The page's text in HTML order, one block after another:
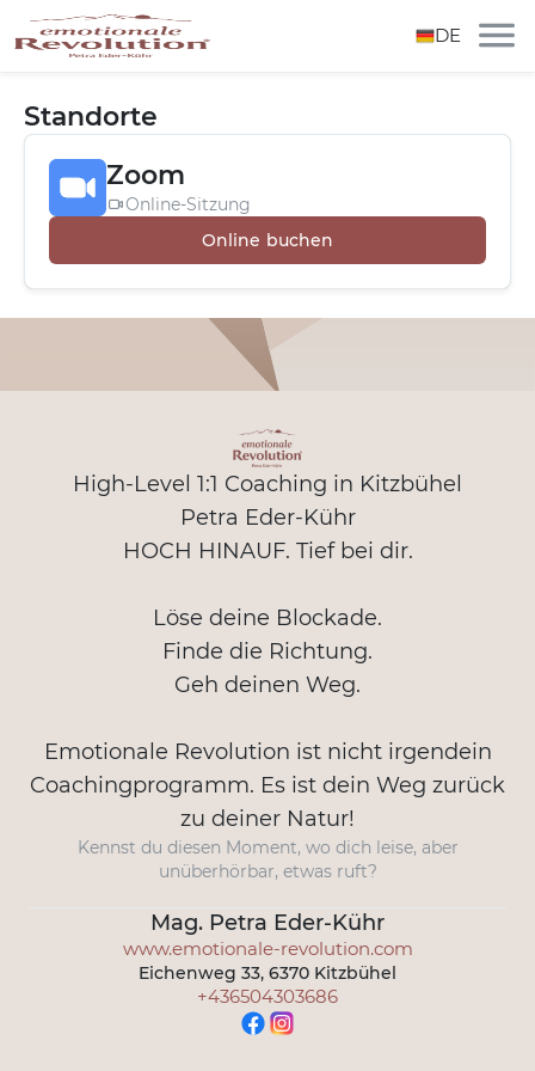
DE
Standorte
Zoom
Online-Sitzung
Online buchen
High-Level 1:1 Coaching in Kitzbühel
Petra Eder-Kühr
HOCH HINAUF. Tief bei dir.
Löse deine Blockade.
Finde die Richtung.
Geh deinen Weg.
Emotionale Revolution ist nicht irgendein
Coachingprogramm. Es ist dein Weg zurück
zu deiner Natur!
Kennst du diesen Moment, wo dich leise, aber
unüberhörbar, etwas ruft?
Mag. Petra Eder-Kühr
www.emotionale-revolution.com
Eichenweg 33, 6370 Kitzbühel
+436504303686